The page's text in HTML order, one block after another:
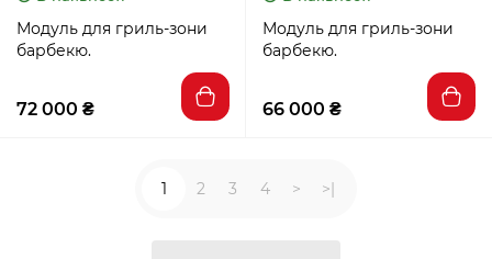
Модуль для гриль-зони
барбекю.
72 000 ₴
Модуль для гриль-зони
барбекю.
66 000 ₴
1 2 3 4 > >|